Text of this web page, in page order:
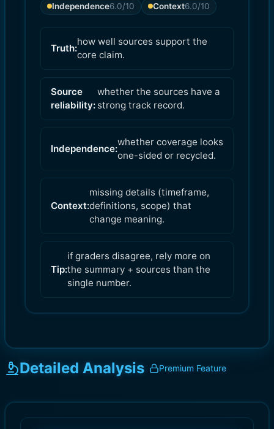
Independence6.0/10 Context6.0/10
Truth:
how well sources support the
core claim.
Source
reliability:
whether the sources have a
strong track record.
Independence:
whether coverage looks
one-sided or recycled.
Context:
missing details (timeframe,
definitions, scope) that
change meaning.
Tip:
if graders disagree, rely more on
the summary + sources than the
single number.
Detailed Analysis Premium Feature